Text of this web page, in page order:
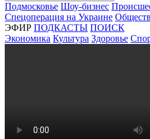
Подмосковье Шоу-бизнес
Спецоперация на Украине
ЭФИР ПОДКАСТЫ ПОИСК
Экономика Культура Здоровье